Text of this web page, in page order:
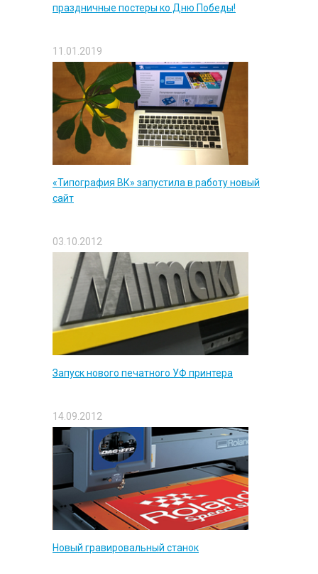
праздничные постеры ко Дню Победы!
11.01.2019
«Типография ВК» запустила в работу новый
сайт
03.10.2012
Запуск нового печатного УФ принтера
14.09.2012
Новый гравировальный станок